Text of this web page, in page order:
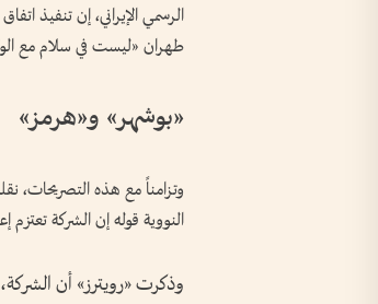
الرسمي الإيراني، إن تنفيذ
طهران «ليست في سلام مع
«بوشهر» و«هرمز»
وتزامناً مع هذه التصريحات،
النووية قوله إن الشركة تعتزم
وذكرت «رويترز» أن